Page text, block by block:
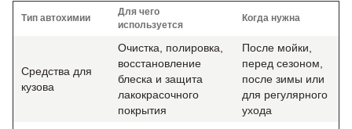
Тип автохимии
Для чего
используется
Когда нужна
Средства для
кузова
Очистка, полировка,
восстановление
блеска и защита
лакокрасочного
покрытия
После мойки,
перед сезоном,
после зимы или
для регулярного
ухода